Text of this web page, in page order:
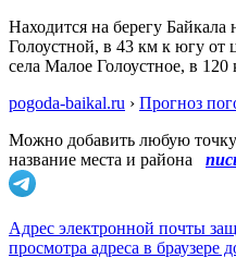
Находится на берегу Байкала
Голоустной, в 43 км к югу от
села Малое Голоустное, в
pogoda-baikal.ru › Прогноз
Можно добавить любую
название места и района
Адрес электронной почты
просмотра адреса в браузере